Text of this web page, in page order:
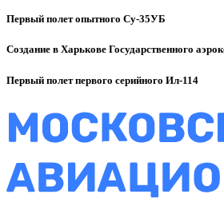
Первый полет опытного Су-35УБ
Создание в Харькове Государственного
Первый полет первого серийного Ил-114